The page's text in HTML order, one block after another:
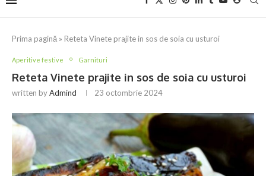
Prima pagină » Reteta Vinete prajite in sos de soia cu usturoi
Aperitive festive Garnituri
Reteta Vinete prajite in sos de soia cu usturoi
written byAdmind 23 octombrie 2024